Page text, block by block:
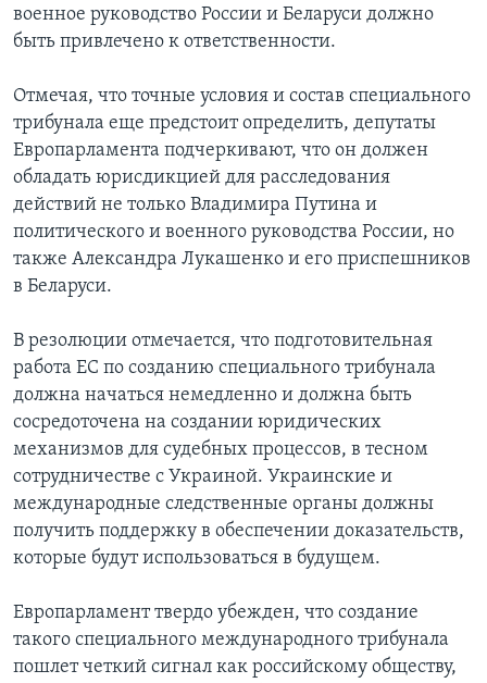
военное руководство России и Беларуси должно
быть привлечено к ответственности.
Отмечая, что точные условия и состав специального
трибунала еще предстоит определить, депутаты
Европарламента подчеркивают, что он должен
обладать юрисдикцией для расследования
действий не только Владимира Путина и
политического и военного руководства России, но
также Александра Лукашенко и его приспешников
в Беларуси.
В резолюции отмечается, что подготовительная
работа ЕС по созданию специального трибунала
должна начаться немедленно и должна быть
сосредоточена на создании юридических
механизмов для судебных процессов, в тесном
сотрудничестве с Украиной. Украинские и
международные следственные органы должны
получить поддержку в обеспечении доказательств,
которые будут использоваться в будущем.
Европарламент твердо убежден, что создание
такого специального международного трибунала
пошлет четкий сигнал как российскому обществу,